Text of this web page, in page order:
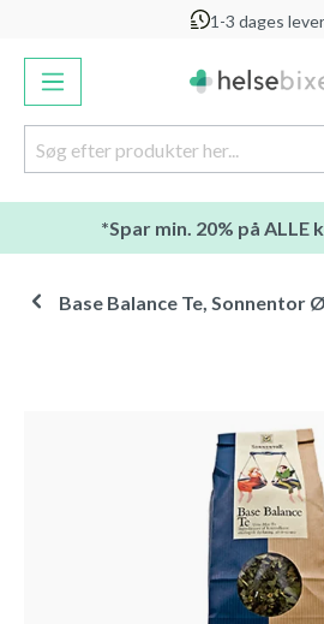
1-3 dages
*Spar min. 20% på
Base Balance Te, Sonnentor